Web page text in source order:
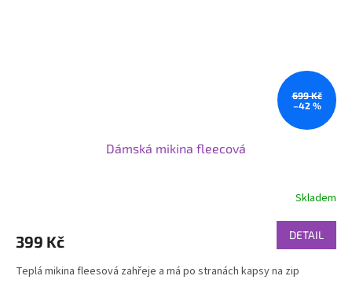
699 Kč
–42 %
Dámská mikina fleecová
Skladem
399 Kč DETAIL
Teplá mikina fleesová zahřeje a má po stranách kapsy na zip